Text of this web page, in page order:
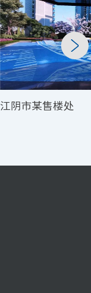
青岛英德隆大厦 P4 常规 + 异形模组 LED 高清显示项目